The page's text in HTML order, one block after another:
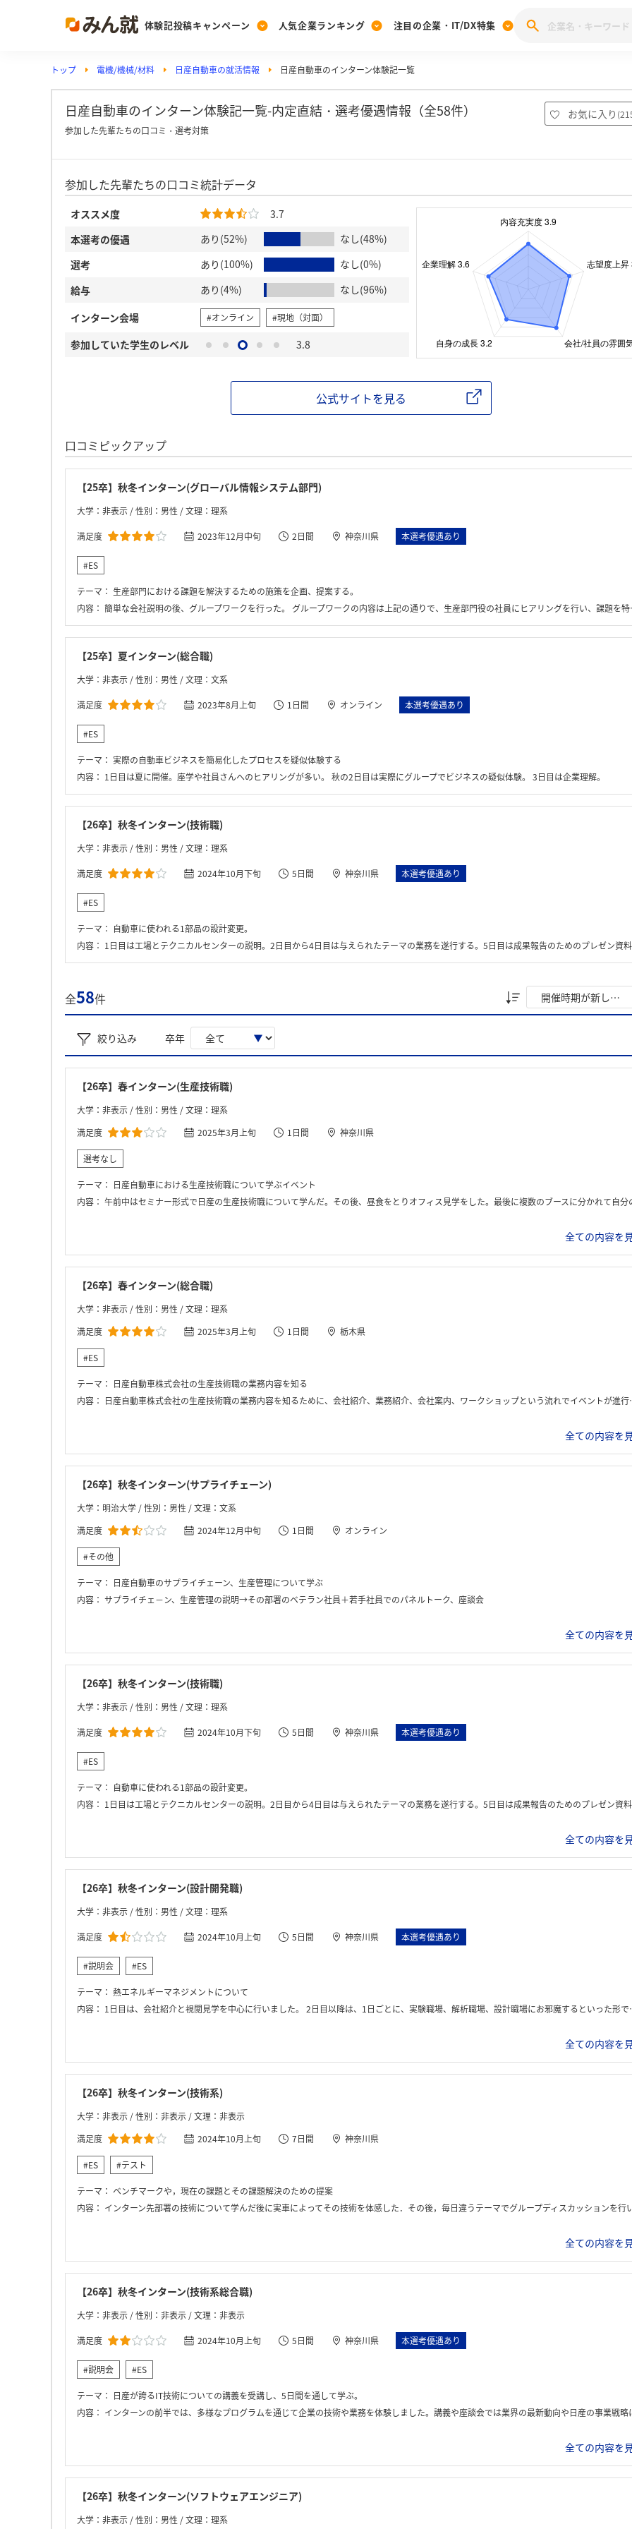
体験記投稿キャンペーン
Post
投稿する
[27卒] 本選考体験記投稿キャンペーン
人気企業ランキング
Ranking
ランキングを見る
みんなのDX企業就職ブランド調査
Vote
投票する
注目の企業・IT/DX特集
PickUp
注目の企業特集
トップ 電機/機械/材料 日産自動車の就活情報 日産自動車のインターン体験記一覧
日産自動車のインターン体験記一覧-内定直結・選考優遇情報（全58件） お気に入り (
参加した先輩たちの口コミ・選考対策
参加した先輩たちの口コミ統計データ
オススメ度
3.7
本選考の優遇
あり(52%)
なし(48%)
選考
あり(100%)
なし(0%)
給与
あり(4%)
なし(96%)
インターン会場
#オンライン #現地（対面）
参加していた学生のレベル 3.8
公式サイトを見る
口コミピックアップ
【25卒】秋冬インターン(グローバル情報システム部門)
大学：非表示 / 性別：男性 / 文理：理系
満足度
2023年12月中旬 2日間 神奈川県 本選考優遇あり
#ES
テーマ： 生産部門における課題を解決するための施策を企画、提案する。
内容： 簡単な会社説明の後、グループワークを行った。 グループワークの内容は上記の通りで、生産部門役の社員にヒアリングを行い、課題を特定、それに対する企画を立案、提案まで行った。
【25卒】夏インターン(総合職)
大学：非表示 / 性別：男性 / 文理：文系
満足度
2023年8月上旬 1日間 オンライン 本選考優遇あり
#ES
テーマ： 実際の自動車ビジネスを簡易化したプロセスを疑似体験する
内容： 1日目は夏に開催。座学や社員さんへのヒアリングが多い。 秋の2日目は実際にグループでビジネスの疑似体験。 3日目は企業理解。
【26卒】秋冬インターン(技術職)
大学：非表示 / 性別：男性 / 文理：理系
満足度
2024年10月下旬 5日間 神奈川県 本選考優遇あり
#ES
テーマ： 自動車に使われる1部品の設計変更。
内容： 1日目は工場とテクニカルセンターの説明。2日目から4日目は与えられたテーマの業務を遂行する。5日目は成果報告のためのプレゼン資料を作成し、発表を行った。社員の方との座談会や交流もあった。
全58件
絞り込み 卒年
【26卒】春インターン(生産技術職)
大学：非表示 / 性別：男性 / 文理：理系
満足度
2025年3月上旬 1日間 神奈川県
選考なし
テーマ： 日産自動車における生産技術職について学ぶイベント
内容： 午前中はセミナー形式で日産の生産技術職について学んだ。その後、昼食をとりオフィス見学をした。最後に複数のブースに分かれて自分の興味のある部署の話を聞い
全ての内容を
【26卒】春インターン(総合職)
大学：非表示 / 性別：男性 / 文理：理系
満足度
2025年3月上旬 1日間 栃木県
#ES
テーマ： 日産自動車株式会社の生産技術職の業務内容を知る
内容： 日産自動車株式会社の生産技術職の業務内容を知るために、会社紹介、業務紹介、会社案内、ワークショップという流れでイベントが進行した。ワークショップでは、機になった部署に行き、業務内容について質問ができる。
全ての内容を
【26卒】秋冬インターン(サプライチェーン)
大学：明治大学 / 性別：男性 / 文理：文系
満足度
2024年12月中旬 1日間 オンライン
#その他
テーマ： 日産自動車のサプライチェーン、生産管理について学ぶ
内容： サプライチェ－ン、生産管理の説明→その部署のベテラン社員＋若手社員でのパネルトーク、座談会
全ての内容を
【26卒】秋冬インターン(技術職)
大学：非表示 / 性別：男性 / 文理：理系
満足度
2024年10月下旬 5日間 神奈川県 本選考優遇あり
#ES
テーマ： 自動車に使われる1部品の設計変更。
内容： 1日目は工場とテクニカルセンターの説明。2日目から4日目は与えられたテーマの業務を遂行する。5日目は成果報告のためのプレゼン資料を作成し、発表を行った。社員の方との座談会や交流もあった。
全ての内容を
【26卒】秋冬インターン(設計開発職)
大学：非表示 / 性別：男性 / 文理：理系
満足度
2024年10月上旬 5日間 神奈川県 本選考優遇あり
#説明会 #ES
テーマ： 熱エネルギーマネジメントについて
内容： 1日目は、会社紹介と視閲見学を中心に行いました。 2日目以降は、1日ごとに、実験職場、解析職場、設計職場にお邪魔するといった形でした。各職場でグループワークを行いました。 最終日は、成果を報告しました。
全ての内容を
【26卒】秋冬インターン(技術系)
大学：非表示 / 性別：非表示 / 文理：非表示
満足度
2024年10月上旬 7日間 神奈川県
#ES #テスト
テーマ： ベンチマークや，現在の課題とその課題解決のための提案
内容： インターン先部署の技術について学んだ後に実車によってその技術を体感した．その後，毎日違うテーマでグループディスカッションを行い，最終日には成果報告会を行った
全ての内容を
【26卒】秋冬インターン(技術系総合職)
大学：非表示 / 性別：非表示 / 文理：非表示
満足度
2024年10月上旬 5日間 神奈川県 本選考優遇あり
#説明会 #ES
テーマ： 日産が誇るIT技術についての講義を受講し、5日間を通して学ぶ。
内容： インターンの前半では、多様なプログラムを通じて企業の技術や業務を体験しました。講義や座談会では業界の最新動向や日産の事業戦略について学び、役員会議の見学を通じて経営層の意思決定プロセスを知ることができました。また、開発現場の見学や自動運転技術を搭載した車両の試乗会を通じて、実際の技術革新に触れる機会がありました。 インターンの後半では、開発体験として各自が興味のあるシステムをMATLABの専用ソフトを用いて開発するプログラムが最後に半日程度の時間でありました。開発の成果はプレゼン資料としてまとめ、最終日に1人10分程度のプレゼンを実施。技術的な成果だけでなく、インターンを通じて得た学びや感想も含めて発表し
全ての内容を
【26卒】秋冬インターン(ソフトウェアエンジニア)
大学：非表示 / 性別：男性 / 文理：理系